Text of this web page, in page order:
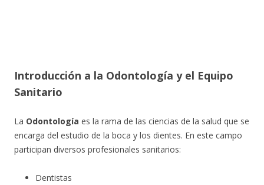
Introducción a la Odontología y el Equipo
Sanitario
La Odontología es la rama de las ciencias de la salud que se
encarga del estudio de la boca y los dientes. En este campo
participan diversos profesionales sanitarios:
Dentistas